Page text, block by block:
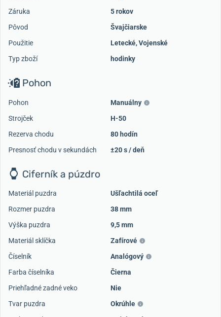
Záruka
5 rokov
Pôvod
Švajčiarske
Použitie
Letecké,Vojenské
Typ zboží
hodinky
Pohon
Pohon
Manuálny
Strojček
H-50
Rezerva chodu
80 hodín
Presnosť chodu v sekundách
±20 s / deň
Ciferník a púzdro
Materiál puzdra
Ušľachtilá oceľ
Rozmer puzdra
38 mm
Výška puzdra
9,5 mm
Materiál sklíčka
Zafírové
Číselník
Analógový
Farba číselníka
Čierna
Priehľadné zadné veko
Nie
Tvar puzdra
Okrúhle